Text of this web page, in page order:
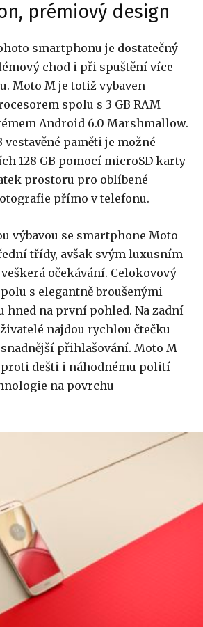
prémiový design
smartphonu je dostatečný
chod i při spuštění více
Moto M je totiž vybaven
spolu s 3 GB RAM
Android 6.0 Marshmallow.
vestavěné paměti je možné
128 GB pomocí microSD karty
prostoru pro oblíbené
přímo v telefonu.
výbavou se smartphone Moto
třídy, avšak svým luxusním
očekávání. Celokovový
s elegantně broušenými
hned na první pohled. Na zadní
najdou rychlou čtečku
přihlašování. Moto M
dešti i náhodnému polití
na povrchu